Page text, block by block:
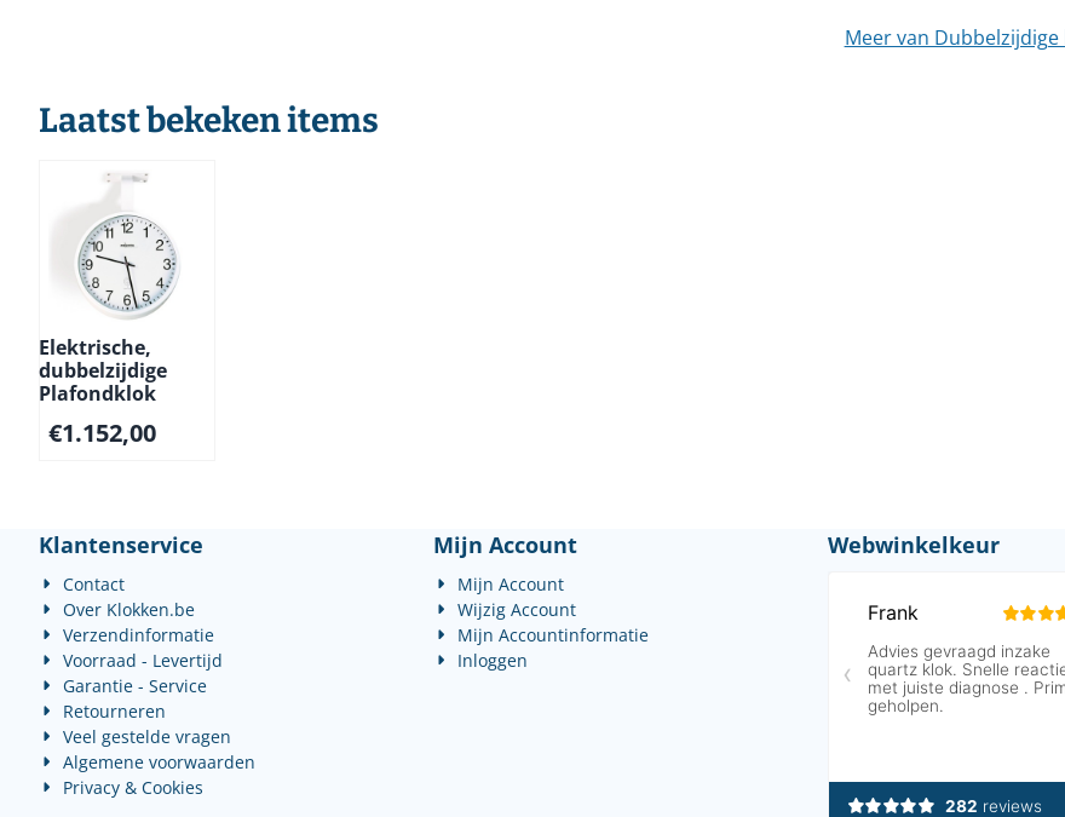
Meer van Dubbelzijdige
Laatst bekeken items
Elektrische,
dubbelzijdige
Plafondklok
€1.152,00
Klantenservice
Contact
Over Klokken.be
Verzendinformatie
Voorraad - Levertijd
Garantie - Service
Retourneren
Veel gestelde vragen
Algemene voorwaarden
Privacy & Cookies
Mijn Account
Mijn Account
Wijzig Account
Mijn Accountinformatie
Inloggen
Webwinkelkeur